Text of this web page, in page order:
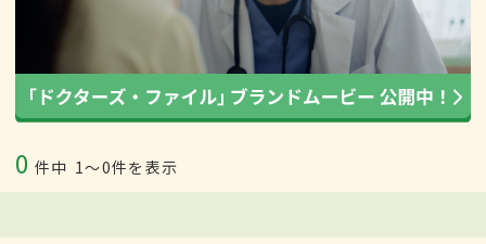
0 件中 1〜0件を表示